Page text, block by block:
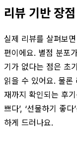
리뷰 기반 장
실제 리뷰를 살펴보
편이에요. 별점 분포
기가 없다는 점은 초
읽을 수 있어요. 물론
재까지 확인되는 후기
쁘다’, ‘선물하기 좋
하게 드러나요.